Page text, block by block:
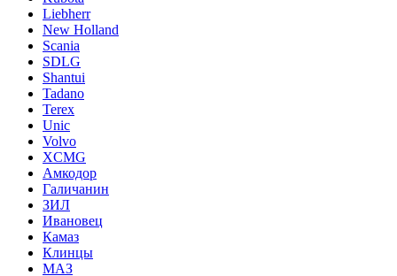
Liebherr
New Holland
Scania
SDLG
Shantui
Tadano
Terex
Unic
Volvo
XCMG
Амкодор
Галичанин
ЗИЛ
Ивановец
Камаз
Клинцы
МАЗ